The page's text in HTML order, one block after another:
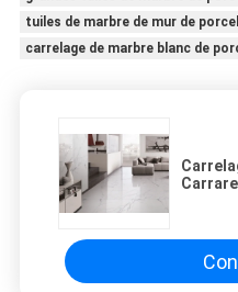
tuiles de marbre de mur de
carrelage de marbre blanc de